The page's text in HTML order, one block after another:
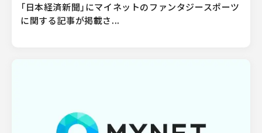
「日本経済新聞」にマイネットのファンタジースポーツ
に関する記事が掲載さ...